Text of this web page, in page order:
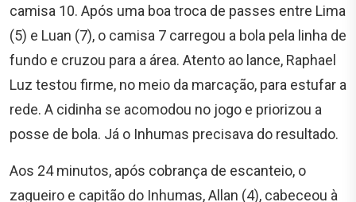
camisa 10. Após uma boa troca de passes entre Lima
(5) e Luan (7), o camisa 7 carregou a bola pela linha de
fundo e cruzou para a área. Atento ao lance, Raphael
Luz testou firme, no meio da marcação, para estufar a
rede. A cidinha se acomodou no jogo e priorizou a
posse de bola. Já o Inhumas precisava do resultado.
Aos 24 minutos, após cobrança de escanteio, o
zagueiro e capitão do Inhumas, Allan (4), cabeceou à